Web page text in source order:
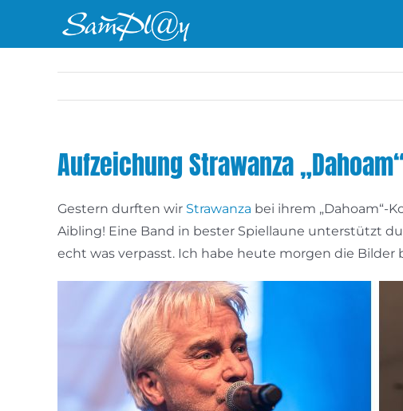
Aufzeichung Strawanza
Gestern durften wir Strawanza bei ihrem „Dahoam“-
Aibling! Eine Band in bester Spiellaune unterstützt
echt was verpasst. Ich habe heute morgen die